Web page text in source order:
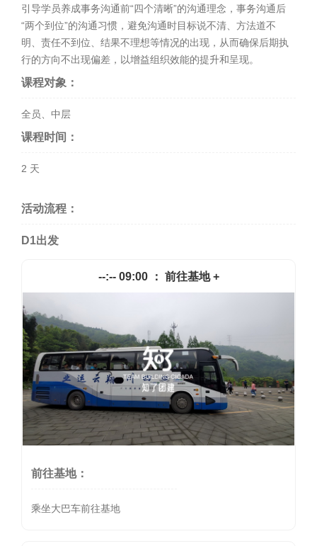
引导学员养成事务沟通前“四个清晰”的沟通理念，事务沟通后
“两个到位”的沟通习惯，避免沟通时目标说不清、方法道不
明、责任不到位、结果不理想等情况的出现，从而确保后期执
行的方向不出现偏差，以增益组织效能的提升和呈现。
课程对象：
全员、中层
课程时间：
2 天
活动流程：
D1出发
--:-- 09:00 ： 前往基地 +
前往基地：
乘坐大巴车前往基地